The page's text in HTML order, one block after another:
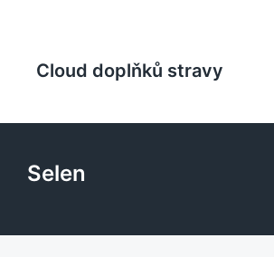
Cloud doplňků stravy
Selen